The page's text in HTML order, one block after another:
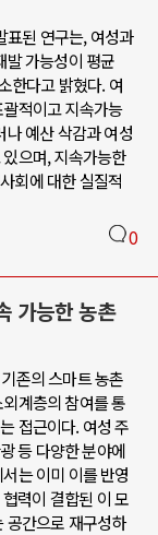
표된 연구는, 여성과
발 가능성이 평균
한다고 밝혔다. 여
적이고 지속가능
나 예산 삭감과 여성
으며, 지속가능한
회에 대한 실질적
0
가능한 농촌
존의 스마트 농촌
계층의 참여를 통
접근이다. 여성 주
등 다양한 분야에
는 이미 이를 반영
력이 결합된 이 모
공간으로 재구성하